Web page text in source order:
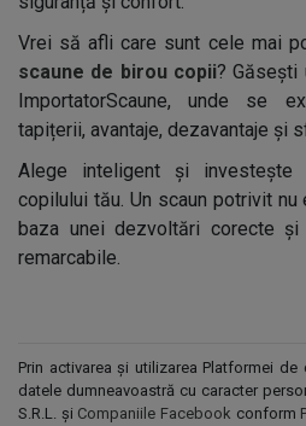
Vrei să afli care sunt cele mai
scaune de birou copii? Găsești
ImportatorScaune, unde se
tapițerii, avantaje, dezavantaje și
Alege inteligent și
copilului tău. Un scaun potrivit
baza unei dezvoltări corecte
remarcabile.
Prin activarea și utilizarea Platformei
datele dumneavoastră cu caracter
S.R.L. și Companiile Facebook conform